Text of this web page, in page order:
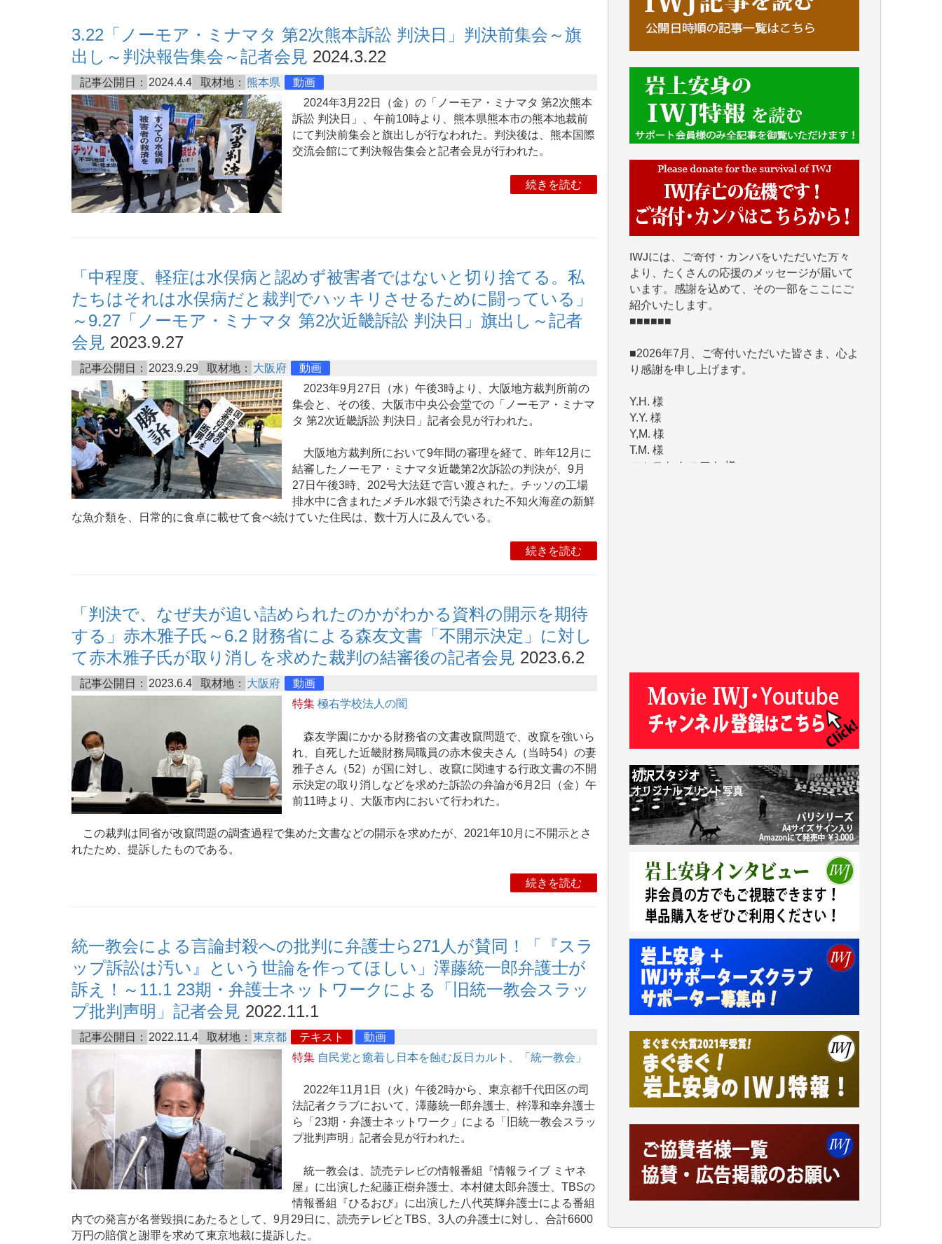
3.22「ノーモア・ミナマタ 第2次熊本訴訟 判決日」判決前集会～旗
出し～判決報告集会～記者会見 2024.3.22
記事公開日： 2024.4.4 取材地： 熊本県
動画
2024年3月22日（金）の「ノーモア・ミナマタ 第2次熊本
訴訟 判決日」、午前10時より、熊本県熊本市の熊本地裁前
にて判決前集会と旗出しが行なわれた。判決後は、熊本国際
交流会館にて判決報告集会と記者会見が行われた。
続きを読む
「中程度、軽症は水俣病と認めず被害者ではないと切り捨てる。私
たちはそれは水俣病だと裁判でハッキリさせるために闘っている」
～9.27「ノーモア・ミナマタ 第2次近畿訴訟 判決日」旗出し～記者
会見 2023.9.27
記事公開日： 2023.9.29 取材地： 大阪府
動画
2023年9月27日（水）午後3時より、大阪地方裁判所前の
集会と、その後、大阪市中央公会堂での「ノーモア・ミナマ
タ 第2次近畿訴訟 判決日」記者会見が行われた。
大阪地方裁判所において9年間の審理を経て、昨年12月に
結審したノーモア・ミナマタ近畿第2次訴訟の判決が、9月
27日午後3時、202号大法廷で言い渡された。チッソの工場
排水中に含まれたメチル水銀で汚染された不知火海産の新鮮
な魚介類を、日常的に食卓に載せて食べ続けていた住民は、数十万人に及んでいる。
続きを読む
「判決で、なぜ夫が追い詰められたのかがわかる資料の開示を期待
する」赤木雅子氏～6.2 財務省による森友文書「不開示決定」に対し
て赤木雅子氏が取り消しを求めた裁判の結審後の記者会見 2023.6.2
記事公開日： 2023.6.4 取材地： 大阪府
動画
特集 極右学校法人の闇
森友学園にかかる財務省の文書改竄問題で、改竄を強いら
れ、自死した近畿財務局職員の赤木俊夫さん（当時54）の妻
雅子さん（52）が国に対し、改竄に関連する行政文書の不開
示決定の取り消しなどを求めた訴訟の弁論が6月2日（金）午
前11時より、大阪市内において行われた。
この裁判は同省が改竄問題の調査過程で集めた文書などの開示を求めたが、2021年10月に不開示とさ
れたため、提訴したものである。
続きを読む
統一教会による言論封殺への批判に弁護士ら271人が賛同！「『スラ
ップ訴訟は汚い』という世論を作ってほしい」澤藤統一郎弁護士が
訴え！～11.1 23期・弁護士ネットワークによる「旧統一教会スラッ
プ批判声明」記者会見 2022.11.1
記事公開日： 2022.11.4 取材地： 東京都 テキスト
動画
特集 自民党と癒着し日本を蝕む反日カルト、「統一教会」
2022年11月1日（火）午後2時から、東京都千代田区の司
法記者クラブにおいて、澤藤統一郎弁護士、梓澤和幸弁護士
ら「23期・弁護士ネットワーク」による「旧統一教会スラッ
プ批判声明」記者会見が行われた。
統一教会は、読売テレビの情報番組『情報ライブ ミヤネ
屋』に出演した紀藤正樹弁護士、本村健太郎弁護士、TBSの
情報番組『ひるおび』に出演した八代英輝弁護士による番組
内での発言が名誉毀損にあたるとして、9月29日に、読売テレビとTBS、3人の弁護士に対し、合計6600
万円の賠償と謝罪を求めて東京地裁に提訴した。
■■■■■■
IWJには、ご寄付・カンパをいただいた方々
より、たくさんの応援のメッセージが届いて
紹介いたします。
■■■■■■
■2026年7月、ご寄付いただいた皆さま、心よ
り感謝を申し上げます。
Y.H. 様
Y.Y. 様
T.M. 様
マツモト ヤスアキ 様
マシオン 恵美香 様
岩井 祐子 様
マシオン恵美香 様
平野智生 様
山本賢二 様
金 盛起 様
塩川 晃平 様
松本益美 様
井出 隆太 様
及川昭男 様
岩井祐子 様
藤田英之 様
藤岡比左志 様
井出 隆太 様
小池説夫 様
アオキカナメ 様
諸般の事情によりIWJ会費払えず今は非会員
です。市民側に立つ講演会にIWJのカメラマ
ンをよく拝見しております。コンテンツが失
お役立てください。（H.O.様）
今日、僅かですがカンパしました。（T.M.
様）
機を乗り切るには到底及ばない額ですが病気
の妻を抱えている私にとっては精一杯のカン
パです。
かねてよりIWJが発してきた膨大な取材記事
産だと思っています。